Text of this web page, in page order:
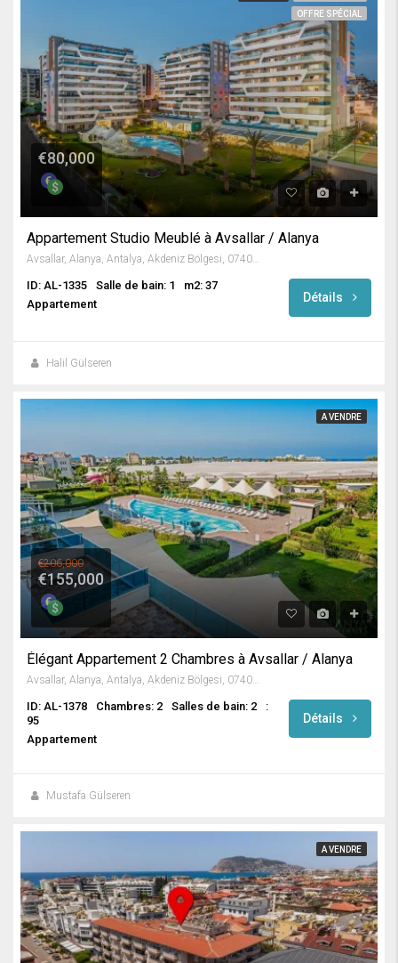
OFFRE SPÉCIAL
€80,000
Appartement Studio Meublé à Avsallar / Alanya
ID: AL-1335 Salle de bain: 1
m2: 37
Appartement
Détails
Halil Gülseren
A VENDRE
€206,000
€155,000
Élégant Appartement 2 Chambres à Avsallar / Alanya
Avsallar, Alanya, Antalya, Akdeniz Bölgesi, 07407, Türkiye
ID: AL-1378 Chambres: 2 Salles de bain: 2
:
95
Appartement
Détails
Mustafa Gülseren
A VENDRE